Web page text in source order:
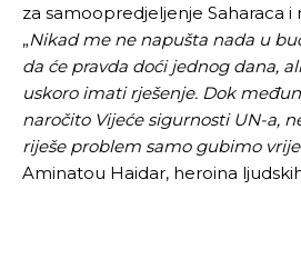
za samoopredjeljenje Saharaca i
„Nikad me ne napušta nada u
da će pravda doći jednog dana,
uskoro imati rješenje. Dok
naročito Vijeće sigurnosti UN-a,
riješe problem samo gubimo
Aminatou Haidar, heroina